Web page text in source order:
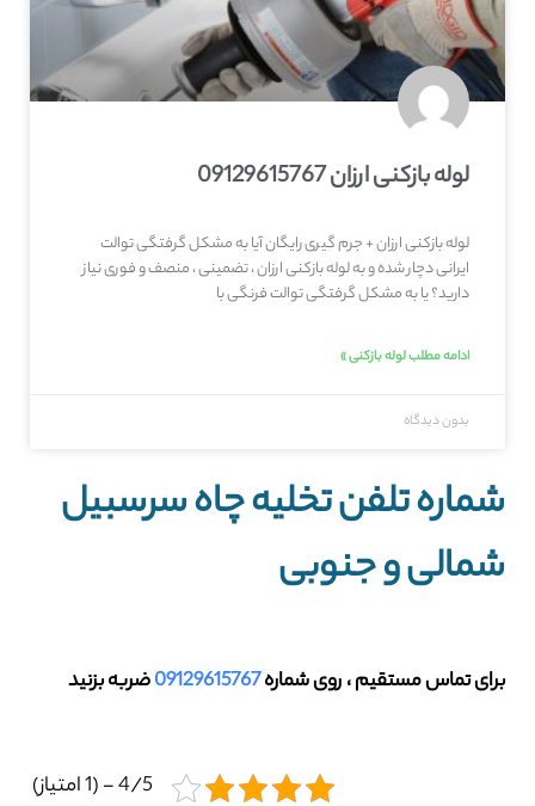
لوله بازکنی ارزان 09129615767
لوله بازکنی ارزان + جرم گیری رایگان آیا به مشکل گرفتگی توالت
ایرانی دچار شده و به لوله بازکنی ارزان ، تضمینی ، منصف و فوری نیاز
دارید؟ یا به مشکل گرفتگی توالت فرنگی با
ادامه مطلب لوله بازکنی »
بدون دیدگاه
شماره تلفن تخلیه چاه سرسبیل
شمالی و جنوبی
برای تماس مستقیم ، روی شماره09129615767ضربه بزنید
4/5 - (1 امتیاز)